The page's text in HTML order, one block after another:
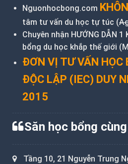
Nguonhocbong.com
tâm tư vấn du học tự túc (
Chuyên nhận HƯỚNG DẪN
bổng du học khắp thế giới
ĐƠN VỊ TƯ VẤN HỌC
ĐỘC LẬP (IEC) DUY
2015
Săn học bổng
Tầng 10, 21 Nguyễn Trung